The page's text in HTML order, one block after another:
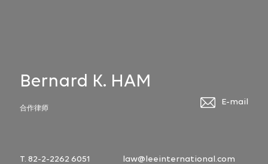
Bernard K. HAM
合作律师
T. 82-2-2262 6051 law@leeinternational.com
E-mail